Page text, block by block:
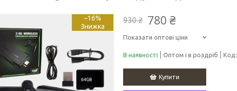
–16% 930 ₴ 780 ₴
Показати оптові ціни
В наявності Оптом і в роздріб Код:
Купити